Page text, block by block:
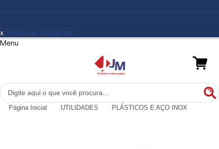
x Filtre sua Pesquisa:
Menu
Página Inicial UTILIDADES PLÁSTICOS E AÇO INOX